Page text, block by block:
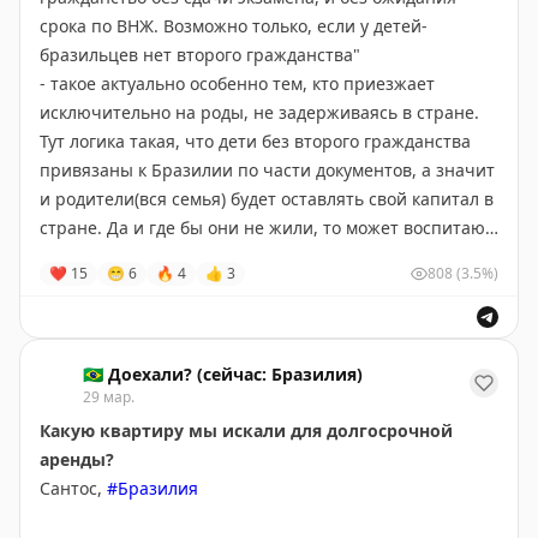
обслуживание здания).
И на рынок уже выходититоговая цена
случае, 3400 BRL).
Дополнительно при въезде оплачивается "страховка
от пожара" (~500BRL разово на весь срок
проживания).
Отдельно нами оплачивается только
водау нас уже входит в Condomínio (но так не везде).
срока по ВНЖ. Возможно только, если у детей-
бразильцев нет второго гражданства"
- такое актуально особенно тем, кто приезжает
исключительно на роды, не задерживаясь в стране.
Тут логика такая, что дети без второго гражданства
привязаны к Бразилии по части документов, а значит
и родители(вся семья) будет оставлять свой капитал в
стране. Да и где бы они не жили, то может воспитают
Бразилии.
Кажется, это самый лёгкий способ получения второго
гражданства в мирена сегодняшний день
С 1 апреля:https://t.me/doehali/5862
❤ 15 😁 6 🔥 4 👍 3 808 (3.5%)
🇧🇷 Доехали? (сейчас: Бразилия)
29 мар.
Какую квартиру мы искали для долгосрочной
аренды?
Сантос, #Бразилия